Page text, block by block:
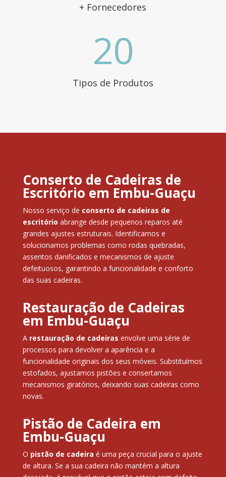
+ Fornecedores
20
Tipos de Produtos
Conserto de Cadeiras de
Escritório em Embu-Guaçu
Nosso serviço de conserto de cadeiras de
escritório abrange desde pequenos reparos até
grandes ajustes estruturais. Identificamos e
solucionamos problemas como rodas quebradas,
assentos danificados e mecanismos de ajuste
defeituosos, garantindo a funcionalidade e conforto
das suas cadeiras.
Restauração de Cadeiras
em Embu-Guaçu
A restauração de cadeiras envolve uma série de
processos para devolver a aparência e a
funcionalidade originais dos seus móveis. Substituímos
estofados, ajustamos pistões e consertamos
mecanismos giratórios, deixando suas cadeiras como
novas.
Pistão de Cadeira em
Embu-Guaçu
O pistão de cadeira é uma peça crucial para o ajuste
de altura. Se a sua cadeira não mantém a altura